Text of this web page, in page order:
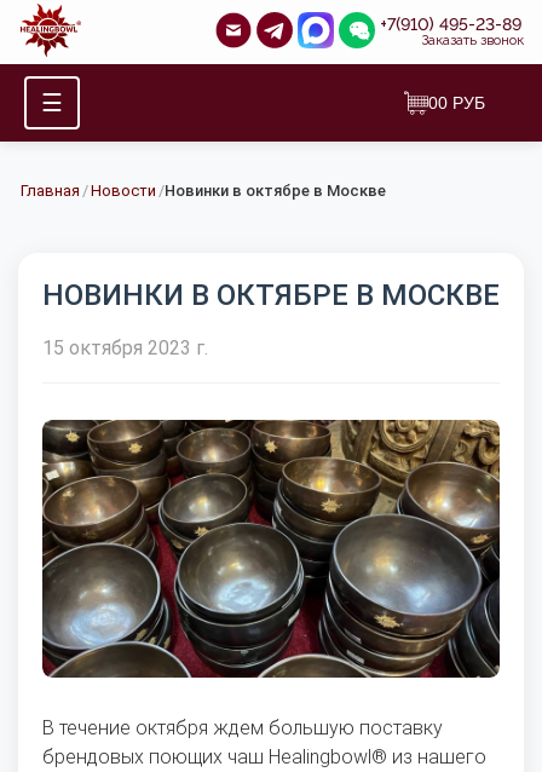
+7(910) 495-23-89
Заказать звонок
☰ 00 РУБ
Главная /Новости /Новинки в октябре в Москве
НОВИНКИ В ОКТЯБРЕ В МОСКВЕ
15 октября 2023 г.
В течение октября ждем большую поставку
брендовых поющих чаш Healingbowl® из нашего